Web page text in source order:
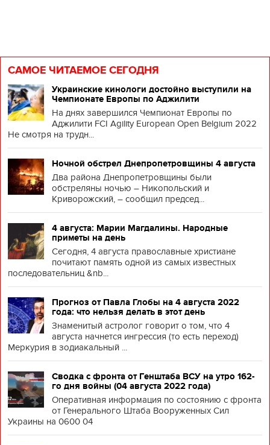
САМОЕ ЧИТАЕМОЕ СЕГОДНЯ
Украинские кинологи достойно выступили на
Чемпионате Европы по Аджилити
На днях завершился Чемпионат Европы по
Аджилити FCI Agility European Open Belgium 2022
Не смотря на трудн...
Ночной обстрел Днепропетровщины 4 августа
Два района Днепропетровщины были
обстреляны ночью – Никопольский и
Криворожский, – сообщил председ...
4 августа: Марии Магдалины. Народные
приметы на день
Сегодня, 4 августа православные христиане
почитают память одной из самых известных
последовательниц &nb...
Прогноз от Павла Глобы на 4 августа 2022
года: что нельзя делать в этот день
Знаменитый астролог говорит о том, что 4
августа начнется ингрессия (то есть переход)
Меркурия в зодиакальный ...
Сводка с фронта от Генштаба ВСУ на утро 162-
го дня войны (04 августа 2022 года)
Оперативная информация по состоянию с фронта
от Генерального Штаба Вооруженных Сил
Украины на 0600 04